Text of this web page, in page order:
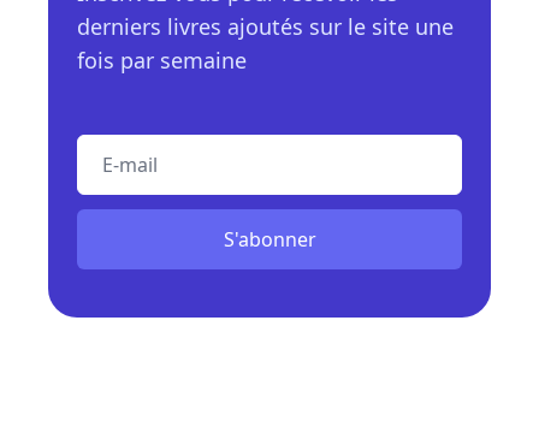
derniers livres ajoutés sur le site une
fois par semaine
S'abonner